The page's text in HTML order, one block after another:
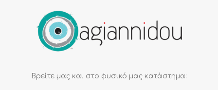
Βρείτε μας και στο φυσικό μας κατάστημα: